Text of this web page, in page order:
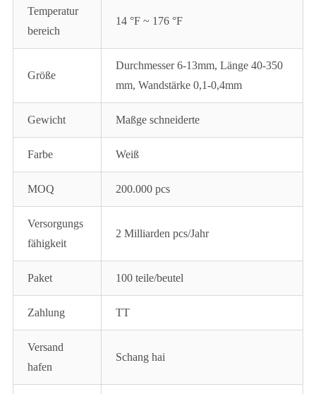
Temperatur
bereich
14 °F ~ 176 °F
Größe
Durchmesser 6-13mm, Länge 40-350
mm, Wandstärke 0,1-0,4mm
Gewicht Maßge schneiderte
Farbe Weiß
MOQ 200.000 pcs
Versorgungs
fähigkeit
2 Milliarden pcs/Jahr
Paket 100 teile/beutel
Zahlung TT
Versand
hafen
Schang hai